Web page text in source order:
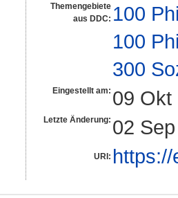
Themengebiete
aus DDC: 100
100
300
Eingestellt am: 09 Okt
Letzte Änderung: 02
URI: